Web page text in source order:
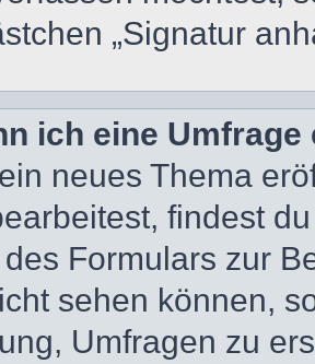
„Signatur
ich eine
neues Thema
findest
Formulars zur
sehen können,
Umfragen zu